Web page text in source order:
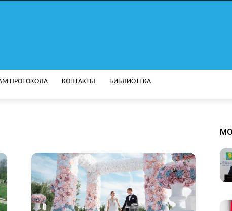
ПРОТОКОЛА КОНТАКТЫ БИБЛИОТЕКА